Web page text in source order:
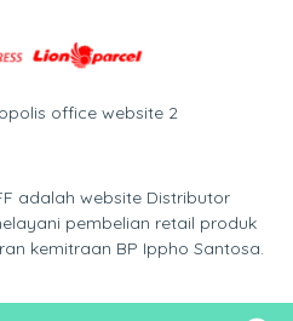
adalah website Distributor
pembelian retail produk
kemitraan BP Ippho Santosa.